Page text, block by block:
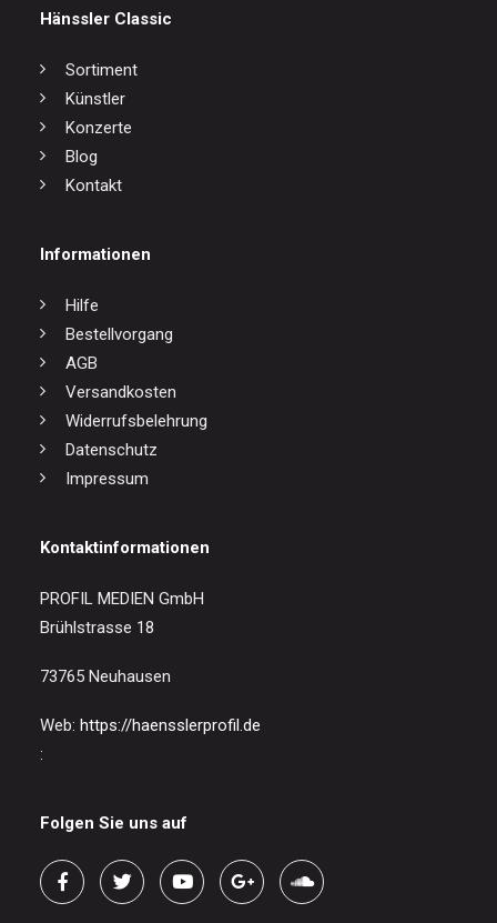
Hänssler Classic
Sortiment
Künstler
Konzerte
Blog
Kontakt
Informationen
Hilfe
Bestellvorgang
AGB
Versandkosten
Widerrufsbelehrung
Datenschutz
Impressum
Kontaktinformationen
PROFIL MEDIEN GmbH
Brühlstrasse 18
73765 Neuhausen
Web: https://haensslerprofil.de
:
Folgen Sie uns auf